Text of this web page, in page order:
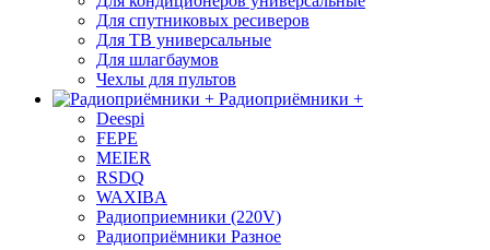
Для спутниковых ресиверов
Для ТВ универсальные
Для шлагбаумов
Чехлы для пультов
Радиоприёмники +
Deespi
FEPE
MEIER
RSDQ
WAXIBA
Радиоприемники (220V)
Радиоприёмники Разное